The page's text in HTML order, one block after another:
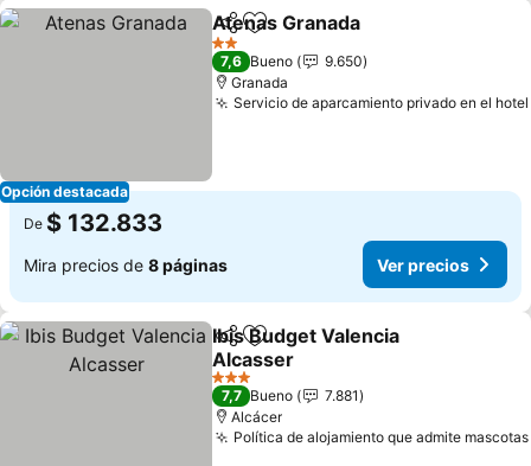
Opción destacada
CompartirAgregar a favoritos
Atenas Granada
2 Estrellas
7,6 Bueno
9.650
Granada
Servicio de aparcamiento privado en el hotel
De $ 132.833
Mira precios de 8 páginas Ver precios
CompartirAgregar a favoritos
Ibis Budget Valencia
Alcasser
3 Estrellas
7,7 Bueno
7.881
Alcácer
Política de alojamiento que admite mascotas